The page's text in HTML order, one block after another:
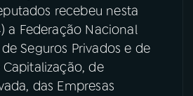
recebeu nesta
a Federação Nacional
Seguros Privados e de
Capitalização, de
das Empresas